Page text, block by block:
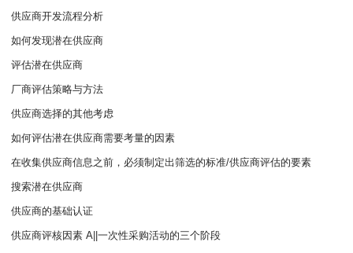
供应商开发流程分析
如何发现潜在供应商
评估潜在供应商
厂商评估策略与方法
供应商选择的其他考虑
如何评估潜在供应商需要考量的因素
在收集供应商信息之前，必须制定出筛选的标准/供应商评估的要素
搜索潜在供应商
供应商的基础认证
供应商评核因素 A||一次性采购活动的三个阶段